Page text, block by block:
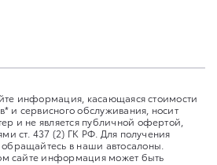
информация, касающаяся стоимости
и сервисного обслуживания, носит
и не является публичной офертой,
ст. 437 (2) ГК РФ. Для получения
в наши автосалоны.
сайте информация может быть